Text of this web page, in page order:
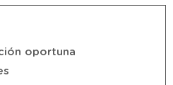
oportuna